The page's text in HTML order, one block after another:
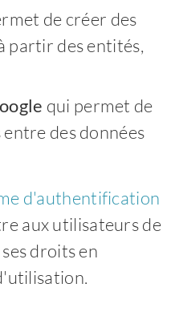
de créer des
partir des entités,
qui permet de
des données
d'authentification
aux utilisateurs de
droits en